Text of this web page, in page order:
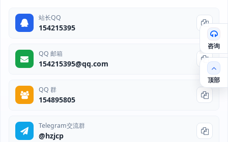
站长QQ
154215395
QQ 邮箱
154215395@qq.com
QQ 群
154895805
Telegram交流群
@hzjcp
咨询
顶部